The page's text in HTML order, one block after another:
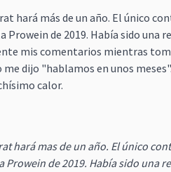
hará más de un año. El único
Prowein de 2019. Había sido una
mis comentarios mientras
dijo "hablamos en unos meses".
calor.
hará mas de un año. El único
Prowein de 2019. Había sido una